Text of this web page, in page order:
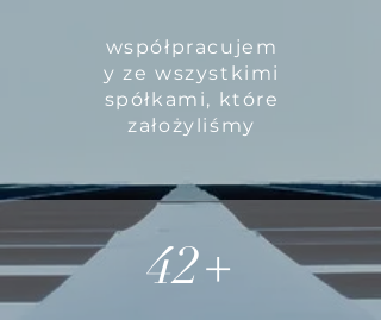
współpracujem
y ze wszystkimi
spółkami, które
założyliśmy
42+